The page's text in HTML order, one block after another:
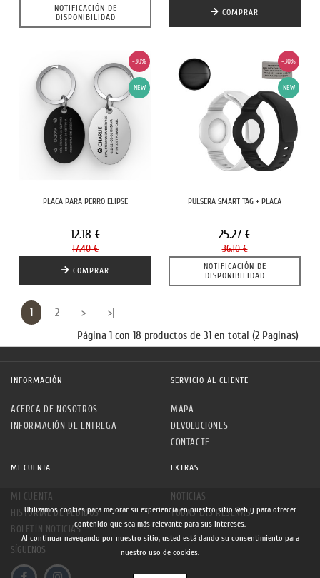
NOTIFICACIÓN DE
DISPONIBILIDAD
COMPRAR
-30%
NEW
PLACA PARA PERRO ELIPSE
12.18 €
17.40 €
COMPRAR
-30%
NEW
PULSERA SMART TAG + PLACA
25.27 €
36.10 €
NOTIFICACIÓN DE
DISPONIBILIDAD
1 2 >
>|
Página 1 con 18 productos de 31 en total (2 Paginas)
INFORMACIÓN
ACERCA DE NOSOTROS
INFORMACIÓN DE ENTREGA
SERVICIO AL CLIENTE
MAPA
DEVOLUCIONES
CONTACTE
MI CUENTA
MI CUENTA
HISTORIAL DE PEDIDOS
BOLETÍN NOTICIAS
EXTRAS
NOTICIAS
TODAS LAS RESEÑAS
SÍGUENOS
Utilizamos cookies para mejorar su experiencia en nuestro sitio web y para ofrecer
contenido que sea más relevante para sus intereses.
Al continuar navegando por nuestro sitio, usted está dando su consentimiento para
nuestro uso de cookies.